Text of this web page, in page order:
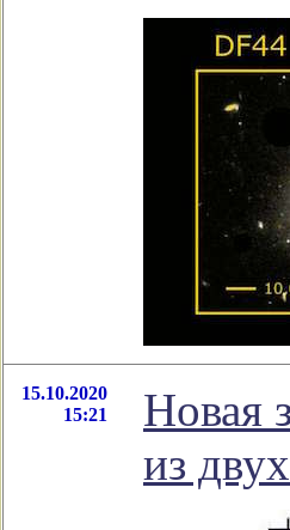
15.10.2020
15:21
Новая
из